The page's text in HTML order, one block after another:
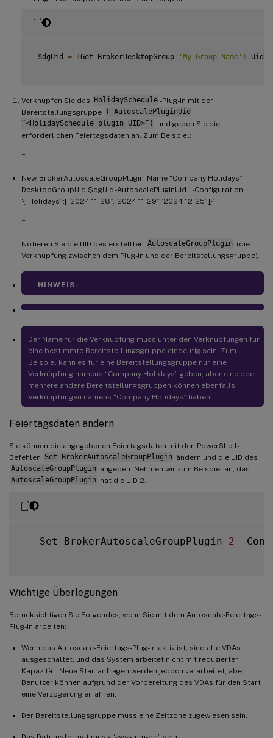
$dgUid = (Get - BrokerDesktopGroup 'My Group Name' ) . Uid
Verknüpfen Sie das HolidaySchedule -Plug-in mit der
Bereitstellungsgruppe (-AutoscalePluginUid
“<HolidaySchedule plugin UID>”)
und geben Sie die
erforderlichen Feiertagsdaten an. Zum Beispiel:
```
New-BrokerAutoscaleGroupPlugin -Name “Company Holidays” -
DesktopGroupUid $dgUid -AutoscalePluginUid 1 -Configuration
‘{“Holidays”:[“2024-11-28”,”2024-11-29”,”2024-12-25”]}’
```
Notieren Sie die UID des erstellten AutoscaleGroupPlugin (die
Verknüpfung zwischen dem Plug-in und der Bereitstellungsgruppe).
HINWEIS:
Der Name für die Verknüpfung muss unter den Verknüpfungen für
eine bestimmte Bereitstellungsgruppe eindeutig sein. Zum
Beispiel kann es für eine Bereitstellungsgruppe nur eine
Verknüpfung namens “Company Holidays” geben, aber eine oder
mehrere andere Bereitstellungsgruppen können ebenfalls
Verknüpfungen namens “Company Holidays” haben.
Feiertagsdaten ändern
Sie können die angegebenen Feiertagsdaten mit den PowerShell-
Befehlen Set-BrokerAutoscaleGroupPlugin ändern und die UID des
AutoscaleGroupPlugin angeben. Nehmen wir zum Beispiel an, das
AutoscaleGroupPlugin hat die UID 2.
-
  Set
- BrokerAutoscaleGroupPlugin 2 -
Wichtige Überlegungen
Berücksichtigen Sie Folgendes, wenn Sie mit dem Autoscale-Feiertags-
Plug-in arbeiten:
Wenn das Autoscale-Feiertags-Plug-in aktiv ist, sind alle VDAs
ausgeschaltet, und das System arbeitet nicht mit reduzierter
Kapazität. Neue Startanfragen werden jedoch verarbeitet, aber
Benutzer können aufgrund der Vorbereitung des VDAs für den Start
eine Verzögerung erfahren.
Der Bereitstellungsgruppe muss eine Zeitzone zugewiesen sein.